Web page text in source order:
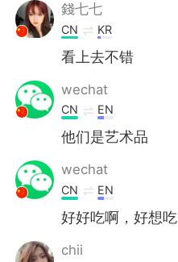
錢七七
CN KR
看上去不错
wechat
CN EN
他们是艺术品
wechat
CN EN
好好吃啊，好想吃
chii